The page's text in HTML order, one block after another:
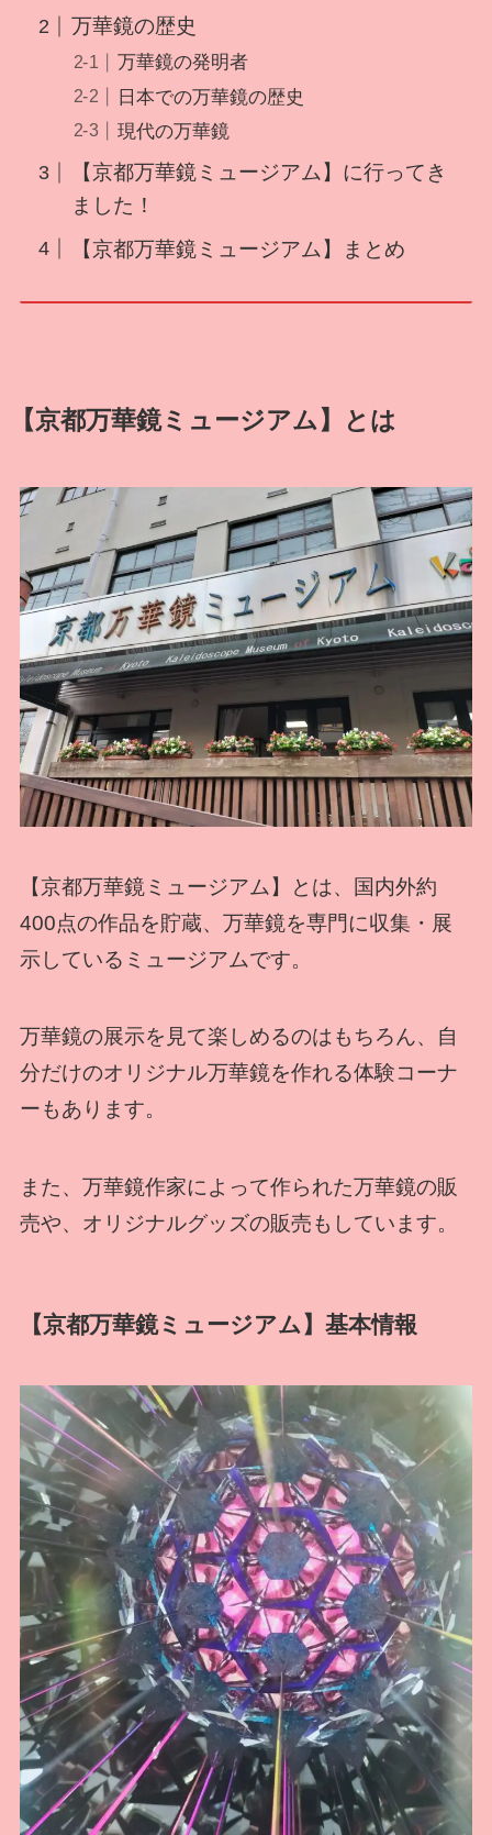
万華鏡の歴史
万華鏡の発明者
日本での万華鏡の歴史
現代の万華鏡
【京都万華鏡ミュージアム】に行ってき
ました！
【京都万華鏡ミュージアム】まとめ
【京都万華鏡ミュージアム】とは
【京都万華鏡ミュージアム】とは、国内外約
400点の作品を貯蔵、万華鏡を専門に収集・展
示しているミュージアムです。
万華鏡の展示を見て楽しめるのはもちろん、自
分だけのオリジナル万華鏡を作れる体験コーナ
ーもあります。
また、万華鏡作家によって作られた万華鏡の販
売や、オリジナルグッズの販売もしています。
【京都万華鏡ミュージアム】基本情報